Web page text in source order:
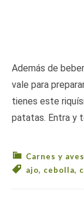
Además de
vale para
tienes este
patatas. Entra y
Carnes y aves
ajo, cebolla,